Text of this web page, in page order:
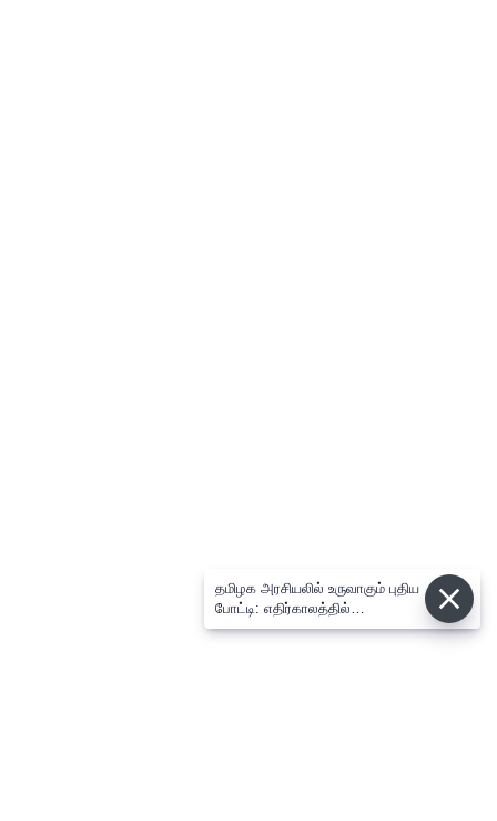
தமிழக அரசியலில் உருவாகும் புதிய
போட்டி: எதிர்காலத்தில்
விஜய்க்கும், தனுசுக்கும்